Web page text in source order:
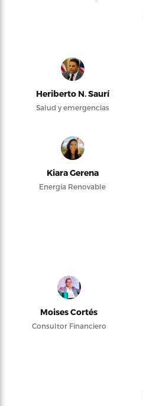
Heriberto N. Saurí
Salud y emergencias
Kiara Gerena
Energía Renovable
Moises Cortés
Consultor Financiero